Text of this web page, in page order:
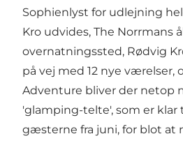
Sophienlyst for udlejning
Kro udvides, The Norrmans
overnatningssted, Rødvig
på vej med 12 nye værelser,
Adventure bliver der netop
'glamping-telte', som er klar
gæsterne fra juni, for blot at